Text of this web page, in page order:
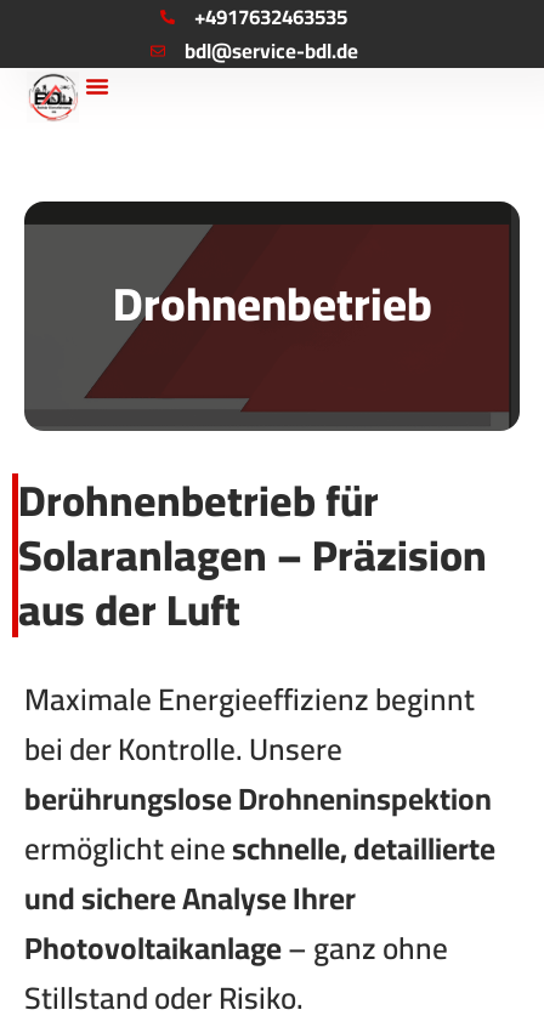
Inhalt
springen
+4917632463535
bdl@service-bdl.de
Drohnenbetrieb
Drohnenbetrieb für
Solaranlagen – Präzision
aus der Luft
Maximale Energieeffizienz beginnt
bei der Kontrolle. Unsere
berührungslose Drohneninspektion
ermöglicht eineschnelle, detaillierte
und sichere Analyse Ihrer
Photovoltaikanlage– ganz ohne
Stillstand oder Risiko.